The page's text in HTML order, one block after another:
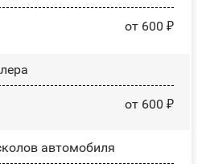
от 600 ₽
от 600 ₽
автомобиля